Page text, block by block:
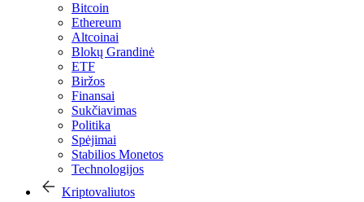
Bitcoin
Ethereum
Altcoinai
Blokų Grandinė
ETF
Biržos
Finansai
Sukčiavimas
Politika
Spėjimai
Stabilios Monetos
Technologijos
Kriptovaliutos